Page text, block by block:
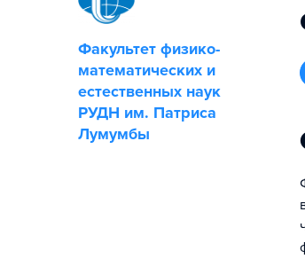
Факультет физико-
математических и
естественных наук
РУДН им. Патриса
Лумумбы